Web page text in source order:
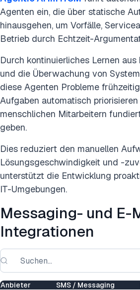
Agenten ein, die über statische
hinausgehen, um Vorfälle,
Betrieb durch Echtzeit-
Durch kontinuierliches Lernen
und die Überwachung von
diese Agenten Probleme
Aufgaben automatisch
menschlichen Mitarbeitern
geben.
Dies reduziert den manuellen
Lösungsgeschwindigkeit und -
unterstützt die Entwicklung
IT-Umgebungen.
Messaging- und E-
Integrationen
Anbieter SMS / Messaging